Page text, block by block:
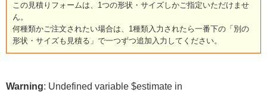
この見積りフォームは、1つの形状・サイズしかご指定いただけませ
ん。
何種類かご注文されたい場合は、1種類入力されたら一番下の「別の
形状・サイズも見積る」で一つずつ追加入力してください。
Warning: Undefined variable $estimate in